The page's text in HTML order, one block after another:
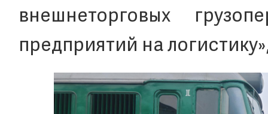
внешнеторговых
предприятий на